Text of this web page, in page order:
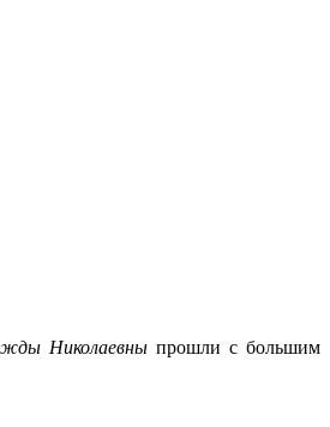
Николаевны прошли с большим